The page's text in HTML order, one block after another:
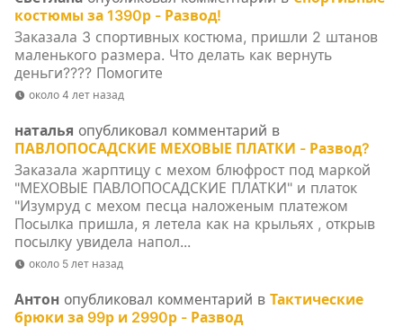
костюмы за 1390р - Развод!
Заказала 3 спортивных костюма, пришли 2 штанов
маленького размера. Что делать как вернуть
деньги???? Помогите
около 4 лет назад
наталья опубликовал комментарий в
ПАВЛОПОСАДСКИЕ МЕХОВЫЕ ПЛАТКИ - Развод?
Заказала жарптицу с мехом блюфрост под маркой
"МЕХОВЫЕ ПАВЛОПОСАДСКИЕ ПЛАТКИ" и платок
"Изумруд с мехом песца наложеным платежом
Посылка пришла, я летела как на крыльях , открыв
посылку увидела напол...
около 5 лет назад
Антон опубликовал комментарий вТактические
брюки за 99р и 2990р - Развод